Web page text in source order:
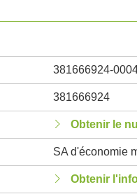
381666924-
381666924
Obtenir le
SA d'économie
Obtenir